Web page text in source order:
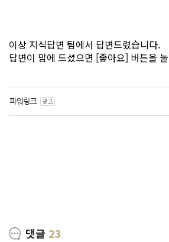
이상 지식답변 팀에서 답변드렸습니다.
답변이 맘에 드셨으면 [좋아요] 버튼을
댓글 23